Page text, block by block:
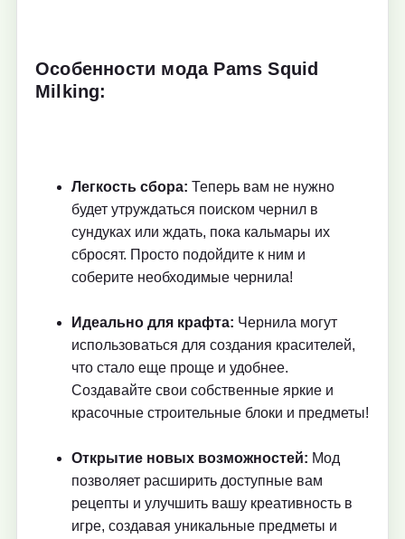
Особенности мода Pams Squid
Milking:
Легкость сбора: Теперь вам не нужно
будет утруждаться поиском чернил в
сундуках или ждать, пока кальмары их
сбросят. Просто подойдите к ним и
соберите необходимые чернила!
Идеально для крафта: Чернила могут
использоваться для создания красителей,
что стало еще проще и удобнее.
Создавайте свои собственные яркие и
красочные строительные блоки и предметы!
Открытие новых возможностей: Мод
позволяет расширить доступные вам
рецепты и улучшить вашу креативность в
игре, создавая уникальные предметы и